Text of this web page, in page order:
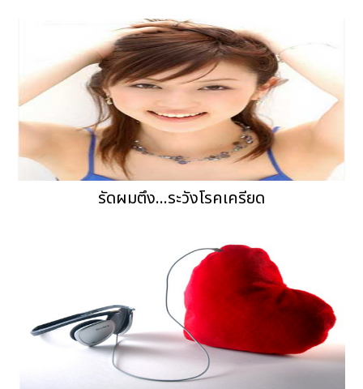
รัดผมตึง...ระวังโรคเครียด